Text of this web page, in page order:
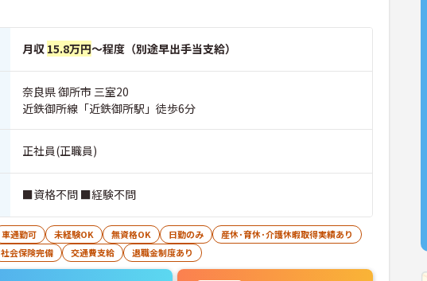
月収 15.8万円～程度（別途早出手当支給）
奈良県 御所市 三室20
近鉄御所線「近鉄御所駅」徒歩6分
正社員(正職員)
■資格不問 ■経験不問
車通勤可 未経験OK 無資格OK 日勤のみ
産休･育休･介護休暇取得実績あり
社会保険完備 交通費支給 退職金制度あり